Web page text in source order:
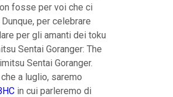
fosse per voi che ci
per celebrare
per gli amanti dei toku
Sentai Goranger: The
Sentai Goranger.
a luglio, saremo
in cui parleremo di